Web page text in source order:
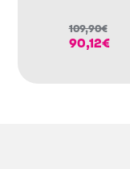
109,90€
90,12€